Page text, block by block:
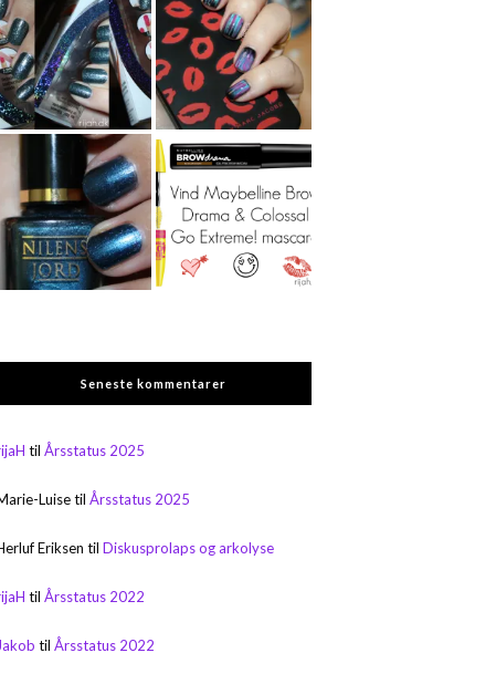
Seneste kommentarer
tilÅrsstatus 2025
LuisetilÅrsstatus 2025
Eriksen tilDiskusprolaps og arkolyse
tilÅrsstatus 2022
Jakob tilÅrsstatus 2022